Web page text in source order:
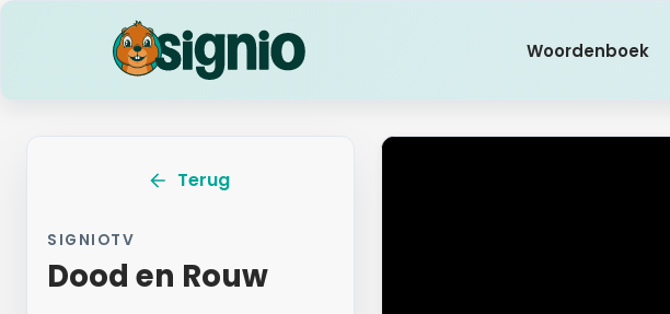
Woordenboek
Terug
SIGNIOTV
Dood en Rouw